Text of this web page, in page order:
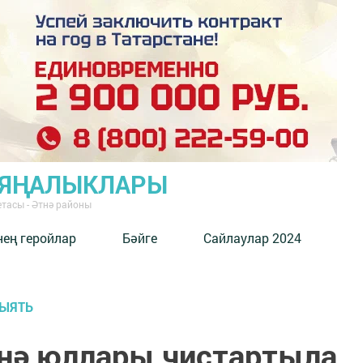
- Әтнә районы
геройлар Бәйге Сайлаулар 2024
юллары чистартыла